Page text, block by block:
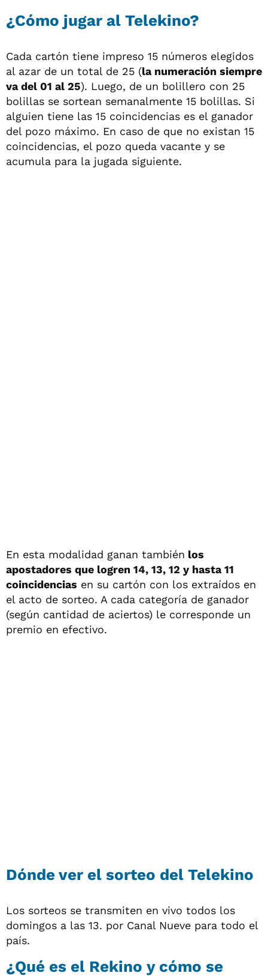
¿Cómo jugar al Telekino?
Cada cartón tiene impreso 15 números elegidos
al azar de un total de 25 (la numeración siempre
va del 01 al 25). Luego, de un bolillero con 25
bolillas se sortean semanalmente 15 bolillas. Si
alguien tiene las 15 coincidencias es el ganador
del pozo máximo. En caso de que no existan 15
coincidencias, el pozo queda vacante y se
acumula para la jugada siguiente.
En esta modalidad ganan también los
apostadores que logren 14, 13, 12 y hasta 11
coincidencias en su cartón con los extraídos en
el acto de sorteo. A cada categoría de ganador
(según cantidad de aciertos) le corresponde un
premio en efectivo.
Dónde ver el sorteo del Telekino
Los sorteos se transmiten en vivo todos los
domingos a las 13. por Canal Nueve para todo el
país.
¿Qué es el Rekino y cómo se